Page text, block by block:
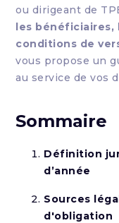
ou dirigeant de
les bénéficiaires,
conditions de
vous propose un
au service de vos
Sommaire
Définition
d’année
Sources
d'obligation